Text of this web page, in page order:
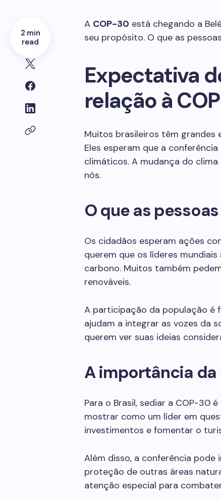
2 min
read
A COP-30 está chegando a
seu propósito. O que as
Expectativa
relação à
Muitos brasileiros têm grandes
Eles esperam que a
climáticos. A mudança do
nós.
O que as
Os cidadãos esperam ações
querem que os líderes
carbono. Muitos também
renováveis.
A participação da população é
ajudam a integrar as vozes da
querem ver suas ideias
A importância da
Para o Brasil, sediar a COP-30
mostrar como um líder em
investimentos e fomentar o
Além disso, a conferência pode
proteção de outras áreas
atenção especial para